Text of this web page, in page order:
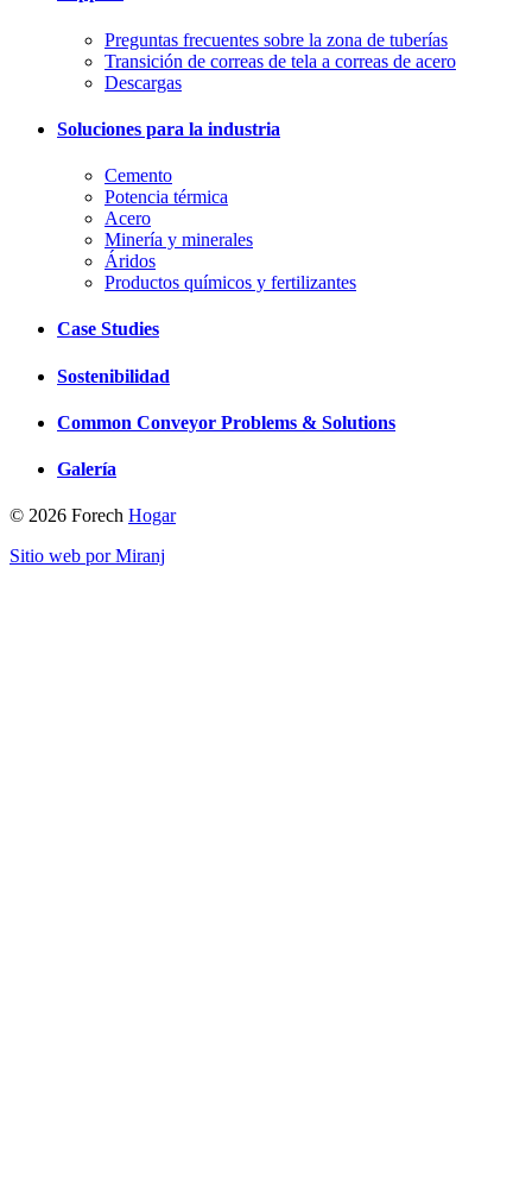
Preguntas frecuentes sobre la zona de tuberías
Transición de correas de tela a correas de acero
Descargas
Soluciones para la industria
Cemento
Potencia térmica
Acero
Minería y minerales
Áridos
Productos químicos y fertilizantes
Case Studies
Sostenibilidad
Common Conveyor Problems & Solutions
Galería
© 2026 Forech Hogar
Sitio web por Miranj